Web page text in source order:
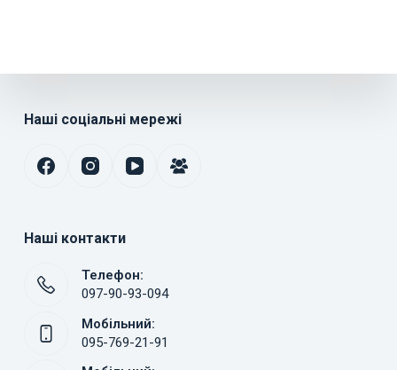
Наші соціальні мережі
Наші контакти
Телефон:
097-90-93-094
Мобільний:
095-769-21-91